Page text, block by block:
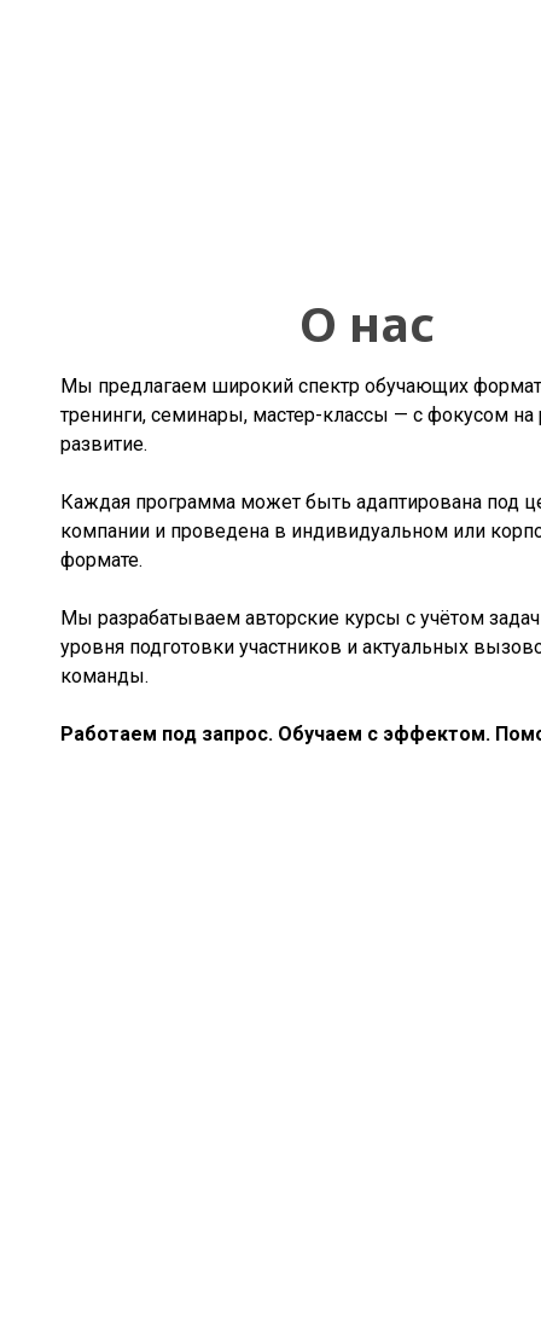
О нас
Мы предлагаем широкий спектр обучающих
тренинги, семинары, мастер-классы — с фокусом на
развитие.
Каждая программа может быть адаптирована под
компании и проведена в индивидуальном или
формате.
Мы разрабатываем авторские курсы с учётом задач
уровня подготовки участников и актуальных
команды.
Работаем под запрос. Обучаем с эффектом.